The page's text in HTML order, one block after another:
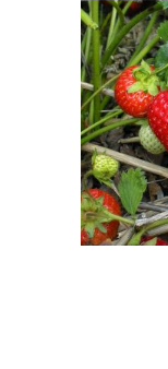
Купорос для